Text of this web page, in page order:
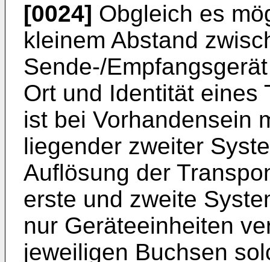
[0024] Obgleich es
kleinem Abstand
Sende-/
Ort und Identität eines
ist bei Vorhandensein
liegender zweiter
Auflösung der
erste und zweite
nur Geräteeinheiten
jeweiligen Buchsen